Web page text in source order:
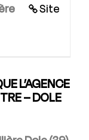
Site
L’AGENCE
– DOLE